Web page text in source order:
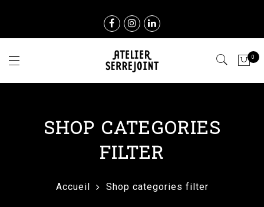
0
SHOP CATEGORIES
FILTER
Accueil Shop categories filter